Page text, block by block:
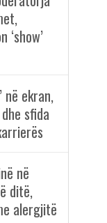
‘show’
në ekran,
sfida
në
ditë,
alergjitë